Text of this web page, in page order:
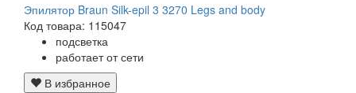
Эпилятор Braun Silk-epil 3 3270 Legs and body
Код товара: 115047
подсветка
работает от сети
В избранное